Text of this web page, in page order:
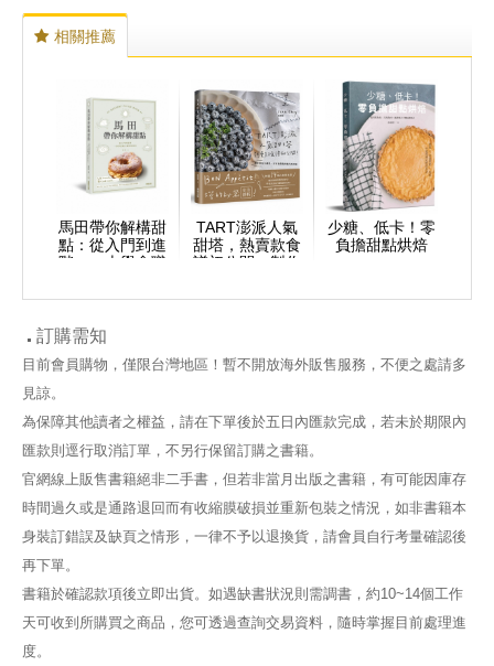
相關推薦
馬田帶你解構甜
點：從入門到進
階，一本學會職
TART澎派人氣
甜塔，熱賣款食
譜初公開 製作
家也能做出職人
少糖、低卡！零
負擔甜點烘焙
訂購需知
目前會員購物，僅限台灣地區！暫不開放海外販售服務，不便之處請多
見諒。
為保障其他讀者之權益，請在下單後於五日內匯款完成，若未於期限內
匯款則逕行取消訂單，不另行保留訂購之書籍。
官網線上販售書籍絕非二手書，但若非當月出版之書籍，有可能因庫存
時間過久或是通路退回而有收縮膜破損並重新包裝之情況，如非書籍本
身裝訂錯誤及缺頁之情形，一律不予以退換貨，請會員自行考量確認後
再下單。
書籍於確認款項後立即出貨。如遇缺書狀況則需調書，約10~14個工作
天可收到所購買之商品，您可透過查詢交易資料，隨時掌握目前處理進
度。